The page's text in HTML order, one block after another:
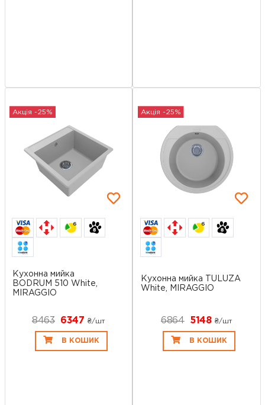
Акція -25%
6
Кухонна мийка
BODRUM 510 White,
MIRAGGIO
8463 6347 ₴/шт
В КОШИК
Акція -25%
6
Кухонна мийка TULUZA
White, MIRAGGIO
6864 5148 ₴/шт
В КОШИК